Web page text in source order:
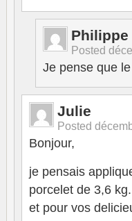
Philippe
Posted
Je pense que
Julie
Posted
Bonjour,
je pensais
porcelet de 3,6
et pour vos